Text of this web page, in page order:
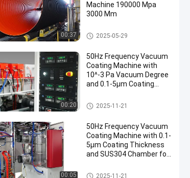
00:37
Machine 190000 Mpa
3000 Mm
Golfpijpproductielijn
2025-05-29
00:20
50Hz Frequency Vacuum
Coating Machine with
10^-3 Pa Vacuum Degree
and 0.1-5μm Coating
Vacuümdeklaagmachine
2025-11-21
00:05
50Hz Frequency Vacuum
Coating Machine with 0.1-
5μm Coating Thickness
and SUS304 Chamber for
Vacuümdeklaagmachine
2025-11-21